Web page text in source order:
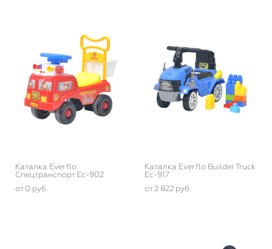
Каталка Everflo
Спецтранспорт Ec-902
от 0 pуб.
Каталка Everflo Builder Truck
Ec-917
от 2 822 pуб.